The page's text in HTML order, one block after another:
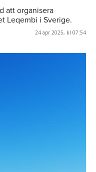
att organisera
Leqembi i Sverige.
24 apr 2025, kl 07:54